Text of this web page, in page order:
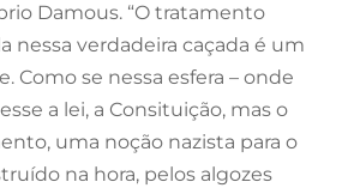
Damous. “O tratamento
nessa verdadeira caçada é um
Como se nessa esfera – onde
a lei, a Consituição, mas o
uma noção nazista para o
na hora, pelos algozes